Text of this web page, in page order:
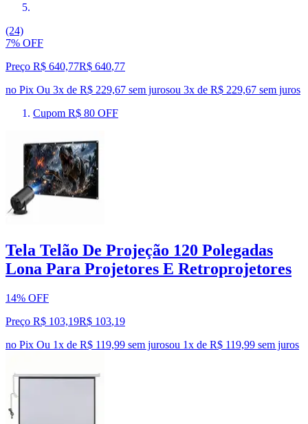
(24)
7% OFF
Preço R$ 640,77R$ 640,77
no Pix Ou 3x de R$ 229,67 sem jurosou 3x de R$ 229,67 sem juros
Cupom R$ 80 OFF
Tela Telão De Projeção 120 Polegadas
Lona Para Projetores E Retroprojetores
14% OFF
Preço R$ 103,19R$ 103,19
no Pix Ou 1x de R$ 119,99 sem jurosou 1x de R$ 119,99 sem juros